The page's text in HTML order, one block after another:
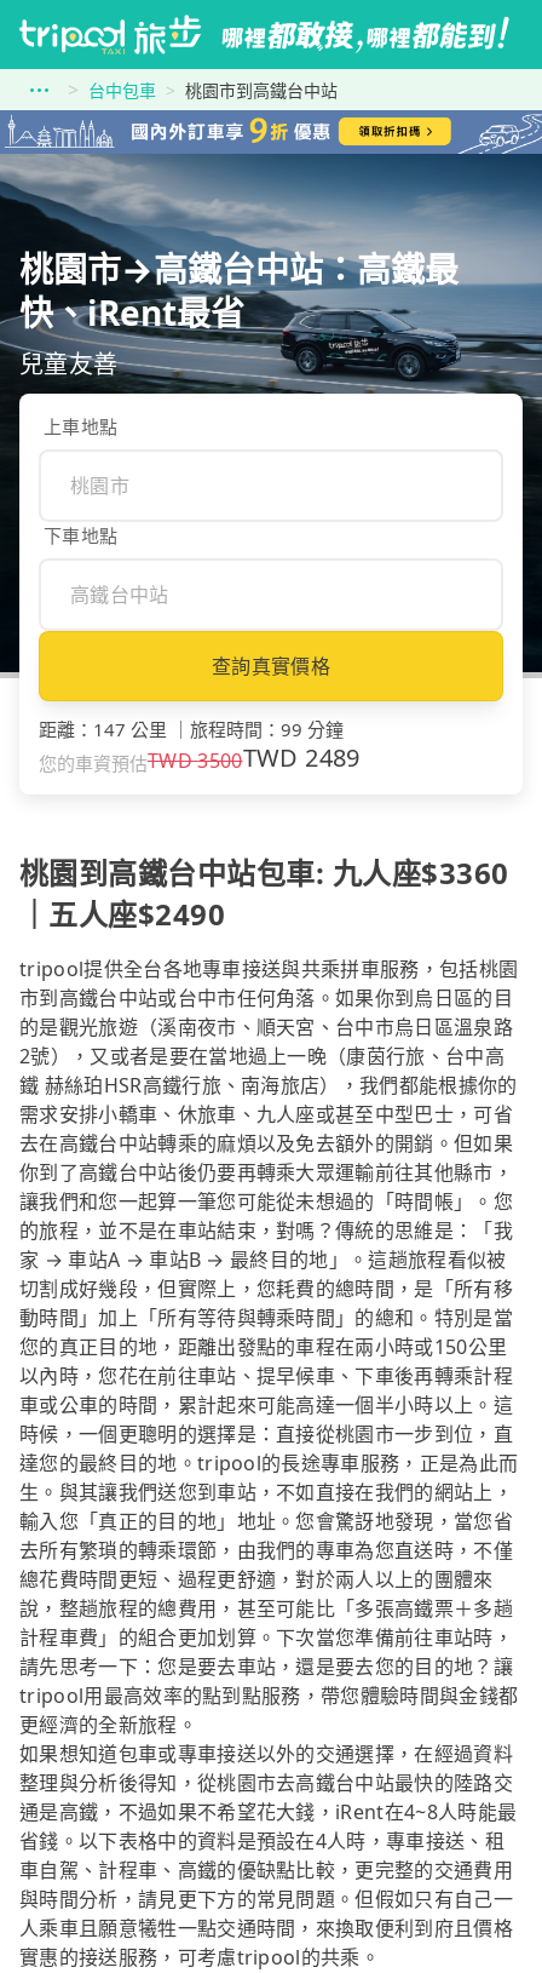
台中包車 桃園市到高鐵台中站
桃園市→高鐵台中站：高鐵最
快、iRent最省
兒童友善
上車地點
下車地點
查詢真實價格
距離 ： 147 公里 旅程時間 ： 99 分鐘
您的車資預估TWD3500TWD 2489
桃園到高鐵台中站包車: 九人座$3360
｜五人座$2490
tripool提供全台各地專車接送與共乘拼車服務，包括桃園
市到高鐵台中站或台中市任何角落。如果你到烏日區的目
的是觀光旅遊（溪南夜市、順天宮、台中市烏日區溫泉路
2號），又或者是要在當地過上一晚（康茵行旅、台中高
鐵 赫絲珀HSR高鐵行旅、南海旅店），我們都能根據你的
需求安排小轎車、休旅車、九人座或甚至中型巴士，可省
去在高鐵台中站轉乘的麻煩以及免去額外的開銷。但如果
你到了高鐵台中站後仍要再轉乘大眾運輸前往其他縣市，
讓我們和您一起算一筆您可能從未想過的「時間帳」。您
的旅程，並不是在車站結束，對嗎？傳統的思維是：「我
家 → 車站A → 車站B → 最終目的地」。這趟旅程看似被
切割成好幾段，但實際上，您耗費的總時間，是「所有移
動時間」加上「所有等待與轉乘時間」的總和。特別是當
您的真正目的地，距離出發點的車程在兩小時或150公里
以內時，您花在前往車站、提早候車、下車後再轉乘計程
車或公車的時間，累計起來可能高達一個半小時以上。這
時候，一個更聰明的選擇是：直接從桃園市一步到位，直
達您的最終目的地。tripool的長途專車服務，正是為此而
生。與其讓我們送您到車站，不如直接在我們的網站上，
輸入您「真正的目的地」地址。您會驚訝地發現，當您省
去所有繁瑣的轉乘環節，由我們的專車為您直送時，不僅
總花費時間更短、過程更舒適，對於兩人以上的團體來
說，整趟旅程的總費用，甚至可能比「多張高鐵票＋多趟
計程車費」的組合更加划算。下次當您準備前往車站時，
請先思考一下：您是要去車站，還是要去您的目的地？讓
tripool用最高效率的點到點服務，帶您體驗時間與金錢都
更經濟的全新旅程。
如果想知道包車或專車接送以外的交通選擇，在經過資料
整理與分析後得知，從桃園市去高鐵台中站最快的陸路交
通是高鐵，不過如果不希望花大錢，iRent在4~8人時能最
省錢。以下表格中的資料是預設在4人時，專車接送、租
車自駕、計程車、高鐵的優缺點比較，更完整的交通費用
與時間分析，請見更下方的常見問題。但假如只有自己一
人乘車且願意犧牲一點交通時間，來換取便利到府且價格
實惠的接送服務，可考慮tripool的共乘。